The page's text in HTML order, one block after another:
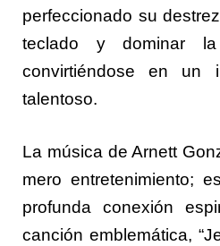
perfeccionado su
teclado y dominar la
convirtiéndose en un
talentoso.
La música de Arnett
mero entretenimiento;
profunda conexión
canción emblemática,